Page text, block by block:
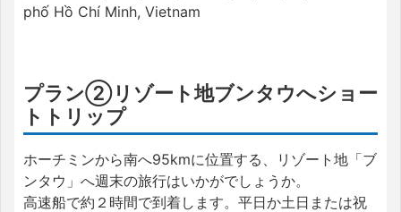
phố Hồ Chí Minh, Vietnam
プラン②リゾート地ブンタウへショー
トトリップ
ホーチミンから南へ95kmに位置する、リゾート地「ブ
ンタウ」へ週末の旅行はいかがでしょうか。
高速船で約２時間で到着します。平日か土日または祝